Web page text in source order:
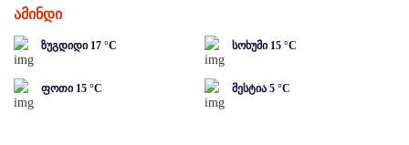
ამინდი
ზუგდიდი 17 °C სოხუმი 15 °C
ფოთი 15 °C მესტია 5 °C